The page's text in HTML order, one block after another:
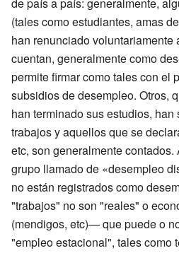
(tales como estudiantes, amas
han renunciado voluntariamente
cuentan, generalmente como
permite firmar como tales con el
subsidios de desempleo. Otros,
han terminado sus estudios,
trabajos y aquellos que se
etc, son generalmente
grupo llamado de «desempleo
no están registrados como
"trabajos" no son "reales" o
(mendigos, etc)— que puede o
"empleo estacional", tales como